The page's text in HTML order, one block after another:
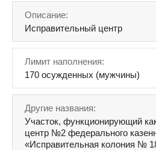
Описание:
Исправительный центр
Лимит наполнения:
170 осужденных (мужчины)
Другие названия:
Участок, функционирующий
центр №2 федерального
«Исправительная колония №